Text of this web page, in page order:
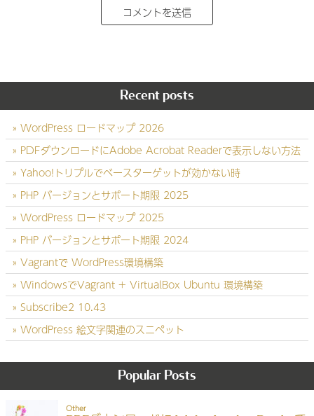
Recent posts
WordPress ロードマップ 2026
PDFダウンロードにAdobe Acrobat Readerで表示しない方法
Yahoo!トリプルでベースターゲットが効かない時
PHP バージョンとサポート期限 2025
WordPress ロードマップ 2025
PHP バージョンとサポート期限 2024
Vagrantで WordPress環境構築
WindowsでVagrant + VirtualBox Ubuntu 環境構築
Subscribe2 10.43
WordPress 絵文字関連のスニペット
Popular Posts